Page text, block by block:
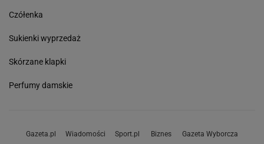
Czółenka
Sukienki wyprzedaż
Skórzane klapki
Perfumy damskie
Gazeta.pl Wiadomości Sport.pl Biznes Gazeta Wyborcza